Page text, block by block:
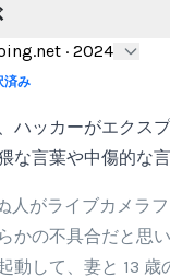
· 2024
済み
ハッカーがエクス
な言葉や中傷的な
人がライブカメラ
かの不具合だと思
動して、妻と 13